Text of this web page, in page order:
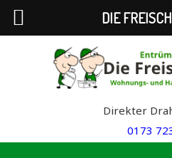
Direkter
0173
DIE